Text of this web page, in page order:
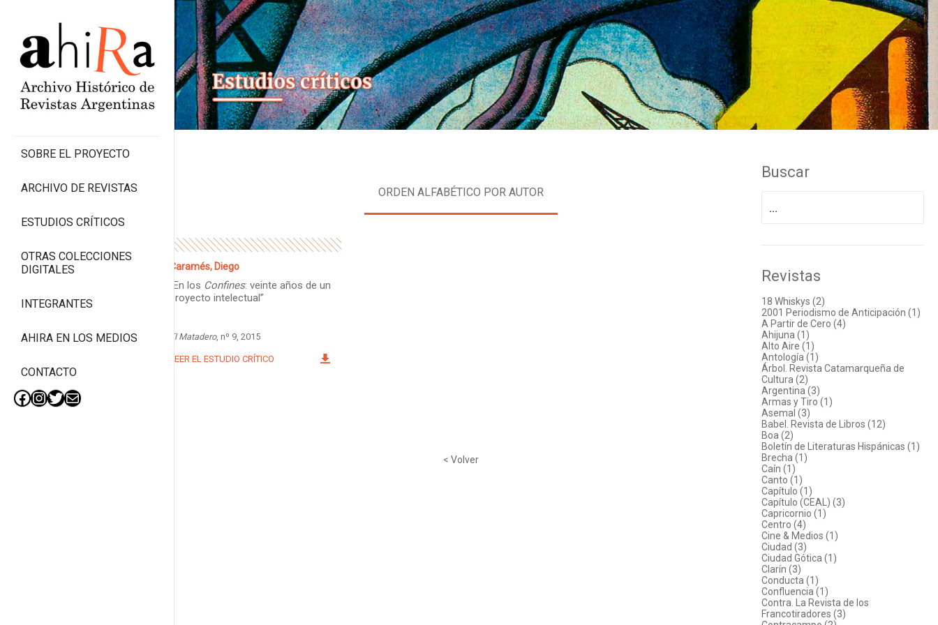
Skip
to
content
SOBRE EL PROYECTO
ARCHIVO DE REVISTAS
ESTUDIOS CRÍTICOS
OTRAS COLECCIONES
DIGITALES
INTEGRANTES
AHIRA EN LOS MEDIOS
CONTACTO
Facebook
Instagram
Twitter
Mail
ORDEN ALFABÉTICO POR AUTOR
Caramés, Diego
“En los Confines: veinte años de un
proyecto intelectual”
El Matadero, nº 9, 2015
LEER EL ESTUDIO CRÍTICO
< Volver
Buscar
Revistas
18 Whiskys (2)
2001 Periodismo de Anticipación (1)
A Partir de Cero (4)
Ahijuna (1)
Alto Aire (1)
Antología (1)
Árbol. Revista Catamarqueña de
Cultura (2)
Argentina (3)
Armas y Tiro (1)
Asemal (3)
Babel. Revista de Libros (12)
Boa (2)
Boletín de Literaturas Hispánicas (1)
Brecha (1)
Caín (1)
Canto (1)
Capítulo (1)
Capítulo (CEAL) (3)
Capricornio (1)
Centro (4)
Cine & Medios (1)
Ciudad (3)
Ciudad Gótica (1)
Clarín (3)
Conducta (1)
Confluencia (1)
Contra. La Revista de los
Francotiradores (3)